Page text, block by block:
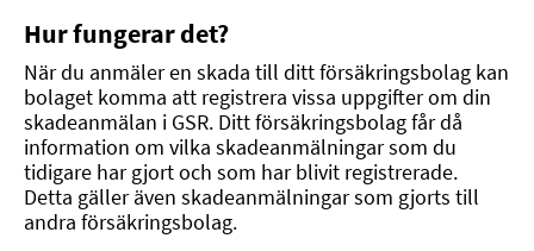
Om oss
Hur fungerar det?
När du anmäler en skada till ditt försäkringsbolag kan
bolaget komma att registrera vissa uppgifter om din
skadeanmälan i GSR. Ditt försäkringsbolag får då
information om vilka skadeanmälningar som du
tidigare har gjort och som har blivit registrerade.
Detta gäller även skadeanmälningar som gjorts till
andra försäkringsbolag.